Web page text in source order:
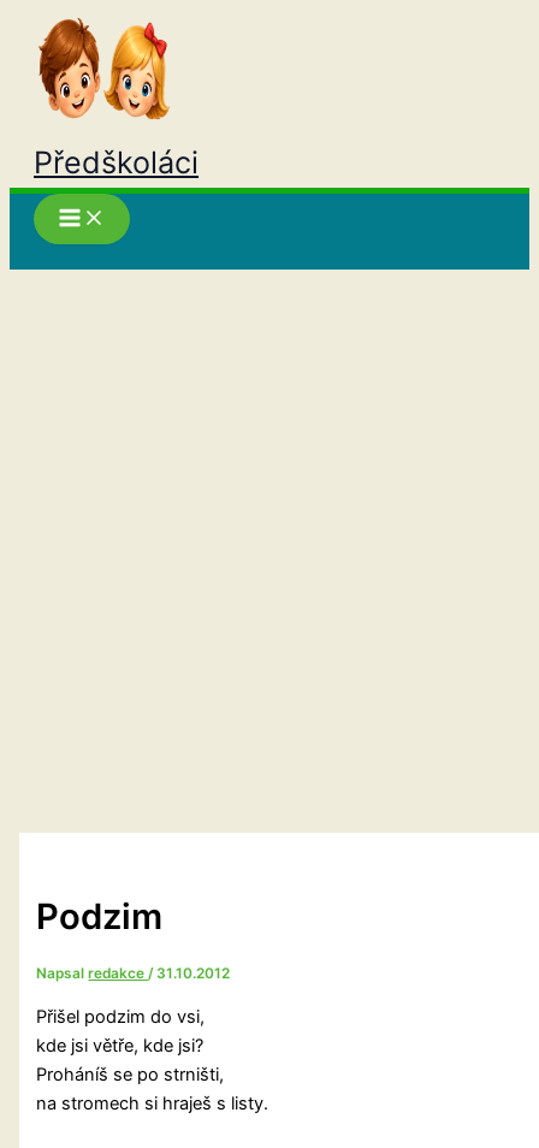
Přeskočit
obsah
Předškoláci
Podzim
Napsalredakce/ 31.10.2012
Přišel podzim do vsi,
kde jsi větře, kde jsi?
Proháníš se po strništi,
na stromech si hraješ s listy.